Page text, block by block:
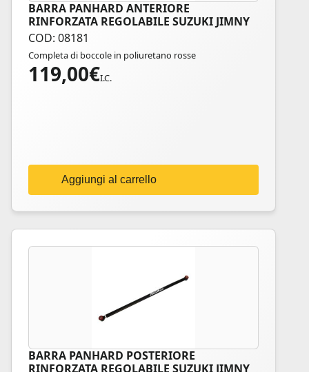
BARRA PANHARD ANTERIORE
RINFORZATA REGOLABILE SUZUKI JIMNY
COD: 08181
Completa di boccole in poliuretano rosse
119,00€I.C.
Aggiungi al carrello
BARRA PANHARD POSTERIORE
RINFORZATA REGOLABILE SUZUKI JIMNY